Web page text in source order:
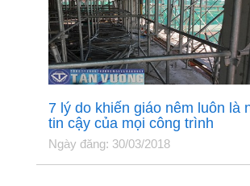
7 lý do khiến giáo nêm luôn là
tin cậy của mọi công trình
Ngày đăng: 30/03/2018